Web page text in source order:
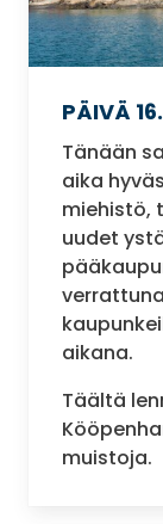
PÄIVÄ
Tänään
aika
miehistö,
uudet
aikana.
Täältä
muistoja.